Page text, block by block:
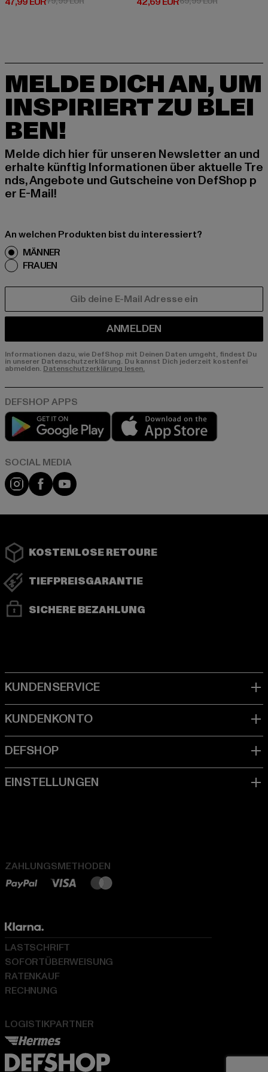
MELDE DICH AN, UM
INSPIRIERT ZU BLEI
BEN!
Melde dich hier für unseren Newsletter an und
erhalte künftig Informationen über aktuelle Tre
nds, Angebote und Gutscheine von DefShop p
er E-Mail!
An welchen Produkten bist du interessiert?
MÄNNER
FRAUEN
ANMELDEN
Informationen dazu, wie DefShop mit Deinen Daten umgeht, findest Du
in unserer Datenschutzerklärung. Du kannst Dich jederzeit kostenfei
abmelden. Datenschutzerklärung lesen.
Play market
Instagram
FacebookYouTube
KOSTENLOSE RETOURE
TIEFPREISGARANTIE
SICHERE BEZAHLUNG
ZAHLUNGSMETHODEN
LOGISTIKPARTNER
LASTSCHRIFT
SOFORTÜBERWEISUNG
RATENKAUF
RECHNUNG